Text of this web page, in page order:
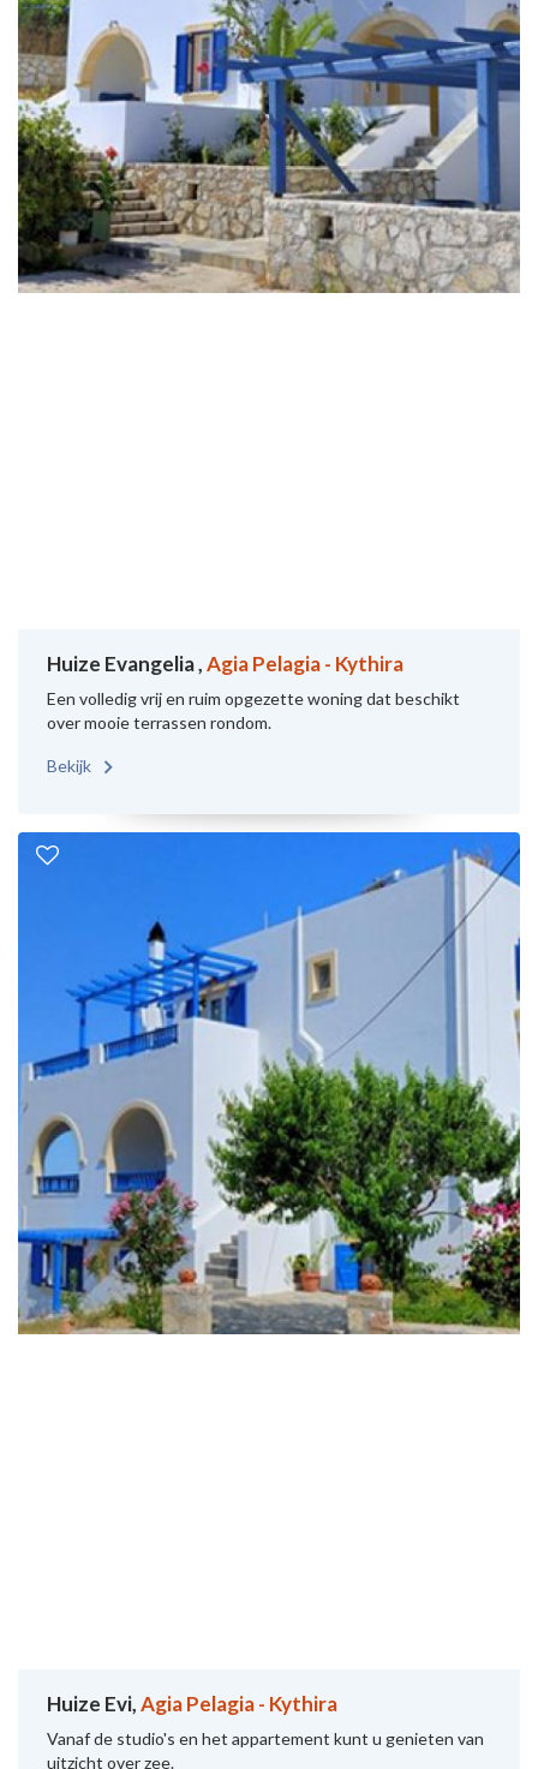
Huize Evangelia ,Agia Pelagia - Kythira
Een volledig vrij en ruim opgezette woning dat beschikt
over mooie terrassen rondom.
Bekijk
Huize Evi,Agia Pelagia - Kythira
Vanaf de studio's en het appartement kunt u genieten van
uitzicht over zee.